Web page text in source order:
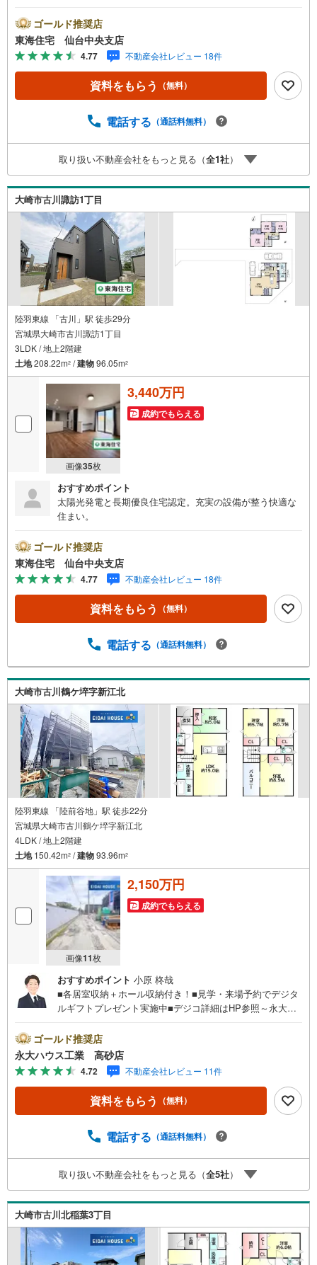
ゴールド推奨店
東海住宅 仙台中央支店
4.77 不動産会社レビュー 18件
資料をもらう （無料）
電話する （通話料無料）
取り扱い不動産会社をもっと見る（全1社）
大崎市古川諏訪1丁目
陸羽東線 「古川」駅 徒歩29分
宮城県大崎市古川諏訪1丁目
3LDK / 地上2階建
土地208.22m2 /建物96.05m2
画像35枚
3,440万円
成約でもらえる
おすすめポイント
太陽光発電と長期優良住宅認定。充実の設備が整う快適な
住まい。
ゴールド推奨店
東海住宅 仙台中央支店
4.77 不動産会社レビュー 18件
資料をもらう （無料）
電話する （通話料無料）
大崎市古川鶴ケ埣字新江北
陸羽東線 「陸前谷地」駅 徒歩22分
宮城県大崎市古川鶴ケ埣字新江北
4LDK / 地上2階建
土地150.42m2 /建物93.96m2
画像11枚
2,150万円
成約でもらえる
おすすめポイント 小原 柊哉
■各居室収納＋ホール収納付き！■見学・来場予約でデジタ
ルギフトプレゼント実施中■デジコ詳細はHP参照～永大ハ
開中！こちらでは当社の強みを大きく2つに分けてご紹介！
1.＜豊富な不動産知識＞戸建・マンション・土地...と種別
を問わず不動産を取り扱っております。更に教育施設や商
業施設、子育て環境や行政などの地域情報を総合し、お客
様により良い物件選びをして頂けるよう、しっかりとサポ
ートさせて頂きます。2.＜経験豊富なスタッフ＞当社では
関する様々なご質問はもちろん、ご購入時に気になる住宅
す。各店舗ではキッズスペースも完備！お子様連れのご家
族様で是非お越しください。営業時間:10:00～18:00（定休
日火・水曜日※店舗により変動あり）現地のご案内も可能で
すので、どうぞお気軽にお問い合わせください！
ゴールド推奨店
永大ハウス工業 高砂店
4.72 不動産会社レビュー 11件
資料をもらう （無料）
電話する （通話料無料）
取り扱い不動産会社をもっと見る（全5社）
大崎市古川北稲葉3丁目